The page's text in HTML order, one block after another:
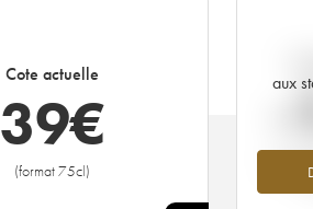
Cote actuelle
39€
(format 75cl)
aux
-